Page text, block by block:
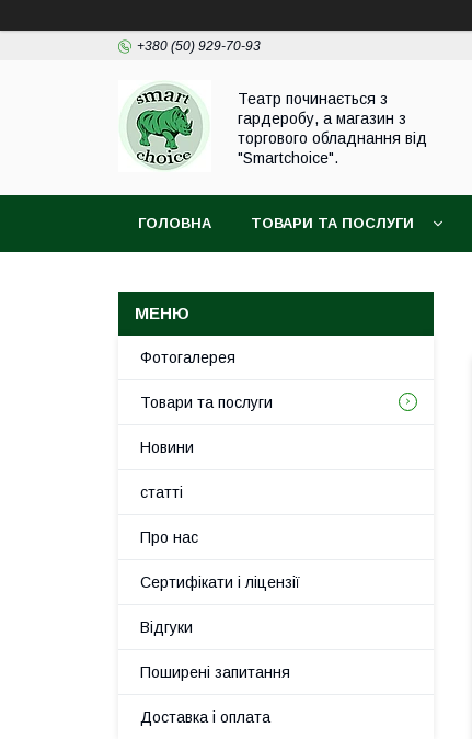
+380 (50) 929-70-93
Театр починається з
гардеробу, а магазин з
торгового обладнання від
"Smartchoice".
ГОЛОВНА ТОВАРИ ТА ПОСЛУГИ
Фотогалерея
Товари та послуги
Новини
статті
Про нас
Сертифікати і ліцензії
Відгуки
Поширені запитання
Доставка і оплата